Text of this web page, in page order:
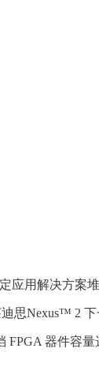
应用解决方案
思Nexus™ 2
FPGA 器件